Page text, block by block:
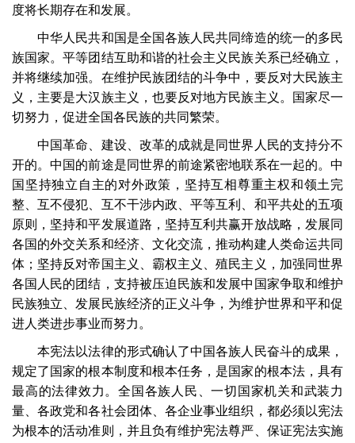
度将长期存在和发展。
中华人民共和国是全国各族人民共同缔造的统一的多民
族国家。平等团结互助和谐的社会主义民族关系已经确立，
并将继续加强。在维护民族团结的斗争中，要反对大民族主
义，主要是大汉族主义，也要反对地方民族主义。国家尽一
切努力，促进全国各民族的共同繁荣。
中国革命、建设、改革的成就是同世界人民的支持分不
开的。中国的前途是同世界的前途紧密地联系在一起的。中
国坚持独立自主的对外政策，坚持互相尊重主权和领土完
整、互不侵犯、互不干涉内政、平等互利、和平共处的五项
原则，坚持和平发展道路，坚持互利共赢开放战略，发展同
各国的外交关系和经济、文化交流，推动构建人类命运共同
体；坚持反对帝国主义、霸权主义、殖民主义，加强同世界
各国人民的团结，支持被压迫民族和发展中国家争取和维护
民族独立、发展民族经济的正义斗争，为维护世界和平和促
进人类进步事业而努力。
本宪法以法律的形式确认了中国各族人民奋斗的成果，
规定了国家的根本制度和根本任务，是国家的根本法，具有
最高的法律效力。全国各族人民、一切国家机关和武装力
量、各政党和各社会团体、各企业事业组织，都必须以宪法
为根本的活动准则，并且负有维护宪法尊严、保证宪法实施